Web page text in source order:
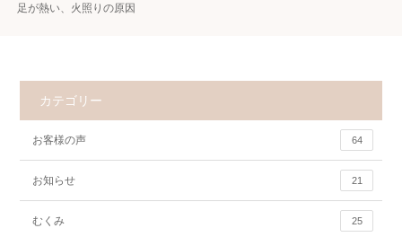
足が熱い、火照りの原因
カテゴリー
お客様の声 64
お知らせ 21
むくみ 25